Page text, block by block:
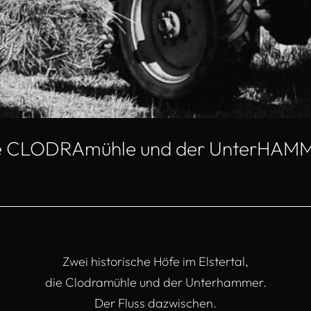
CLODRAmühle und der
Zwei historische Höfe im Elstertal,
die Clodramühle und der Unterhammer.
Der Fluss dazwischen.